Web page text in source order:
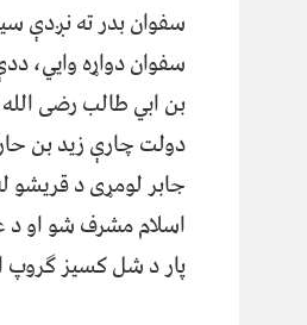
سفوان بدر ته نږدې
سفوان دواړه وایي،
بن ابي طالب رضی
دولت چارې زید بن
جابر لومړی د قریشو
اسلام مشرف شو او د
پار د شل کسیز ګروپ